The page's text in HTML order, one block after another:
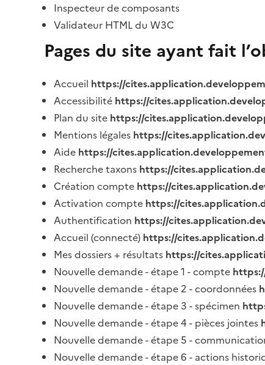
Inspecteur de composants
Validateur HTML du W3C
Pages du site ayant fait
Accueil https://
Accessibilité https://
Plan du site https://
Mentions légales https://
Aide https://
Recherche taxons https://
Création compte https://
Activation compte https://
Authentification https://
Accueil (connecté) https://
Mes dossiers + résultats https://
Nouvelle demande - étape 1 - compte
Nouvelle demande - étape 2 - coordonnées
Nouvelle demande - étape 3 - spécimen
Nouvelle demande - étape 4 - pièces jointes
Nouvelle demande - étape 5 -
Nouvelle demande - étape 6 - actions